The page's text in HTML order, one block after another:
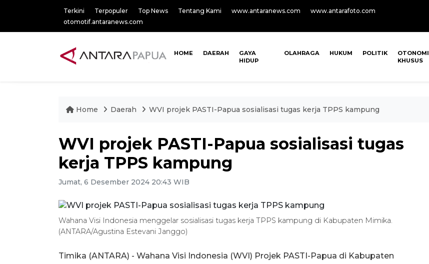
Terkini Terpopuler Top News Tentang Kami www.antaranews.com
www.antarafoto.com
otomotif.antaranews.com
HOME DAERAH
GAYA
HIDUP
OLAHRAGA HUKUM POLITIK
OTONOMI
KHUSUS
Home Daerah WVI projek PASTI-Papua sosialisasi tugas kerja TPPS kampung
WVI projek PASTI-Papua sosialisasi tugas
kerja TPPS kampung
Jumat, 6 Desember 2024 20:43 WIB
Wahana Visi Indonesia menggelar sosialisasi tugas kerja TPPS kampung di Kabupaten Mimika.
(ANTARA/Agustina Estevani Janggo)
Timika (ANTARA) - Wahana Visi Indonesia (WVI) Projek PASTI-Papua di Kabupaten